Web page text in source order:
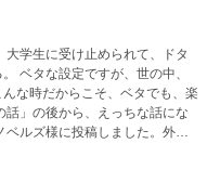
学生に受け止められて、ドタ
ベタな設定ですが、世の中、
な時だからこそ、ベタでも、楽
話」の後から、えっちな話にな
ルズ様に投稿しました。外部
日常』のシリーズ最終話にな